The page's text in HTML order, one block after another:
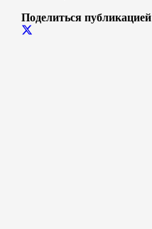
Поделиться публикацией